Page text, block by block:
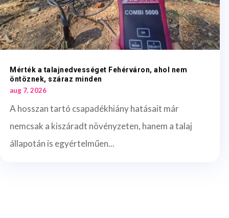
Mérték a talajnedvességet Fehérváron, ahol nem
öntöznek, száraz minden
aug 7, 2026
A hosszan tartó csapadékhiány hatásait már
nemcsak a kiszáradt növényzeten, hanem a talaj
állapotán is egyértelműen...